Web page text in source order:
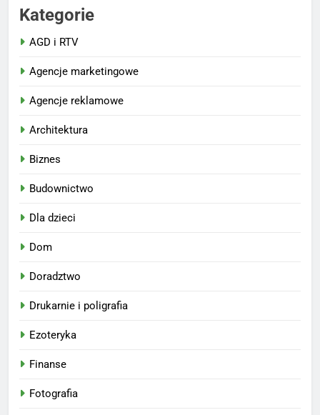
Kategorie
AGD i RTV
Agencje marketingowe
Agencje reklamowe
Architektura
Biznes
Budownictwo
Dla dzieci
Dom
Doradztwo
Drukarnie i poligrafia
Ezoteryka
Finanse
Fotografia